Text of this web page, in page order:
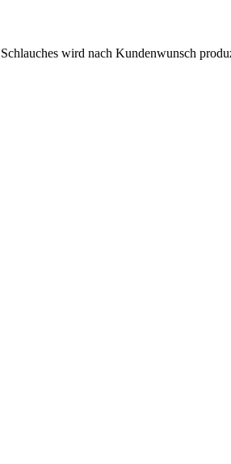
wird nach Kundenwunsch